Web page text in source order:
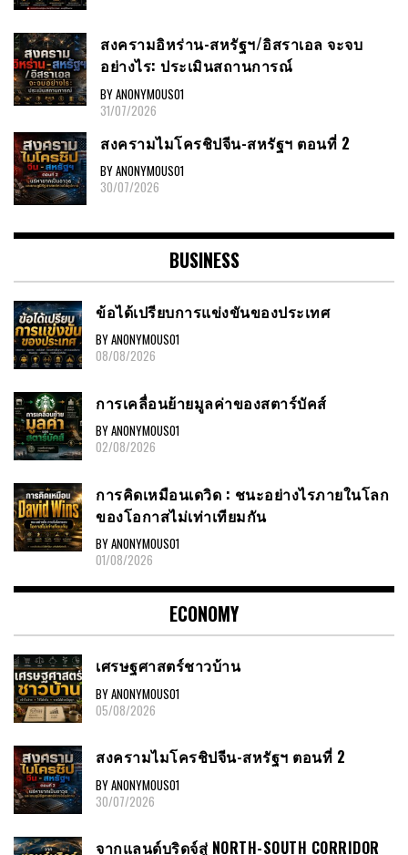
สงครามอิหร่าน-สหรัฐฯ/อิสราเอล จะจบ
อย่างไร: ประเมินสถานการณ์
BY ANONYMOUS01
31/07/2026
สงครามไมโครชิปจีน-สหรัฐฯ ตอนที่ 2
BY ANONYMOUS01
30/07/2026
BUSINESS
ข้อได้เปรียบการแข่งขันของประเทศ
BY ANONYMOUS01
08/08/2026
การเคลื่อนย้ายมูลค่าของสตาร์บัคส์
BY ANONYMOUS01
02/08/2026
การคิดเหมือนเดวิด : ชนะอย่างไรภายในโลก
ของโอกาสไม่เท่าเทียมกัน
BY ANONYMOUS01
01/08/2026
ECONOMY
เศรษฐศาสตร์ชาวบ้าน
BY ANONYMOUS01
05/08/2026
สงครามไมโครชิปจีน-สหรัฐฯ ตอนที่ 2
BY ANONYMOUS01
30/07/2026
จากแลนด์บริดจ์สู่ NORTH-SOUTH CORRIDOR